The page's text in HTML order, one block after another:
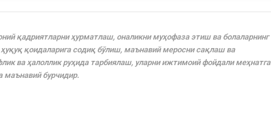
қадриятларни ҳурматлаш, оналикни муҳофаза этиш ва болаларнинг
қоидаларига содиқ бўлиш, маънавий меросни сақлаш ва
ва ҳалоллик руҳида тарбиялаш, уларни ижтимоий фойдали меҳнатга
маънавий бурчидир.